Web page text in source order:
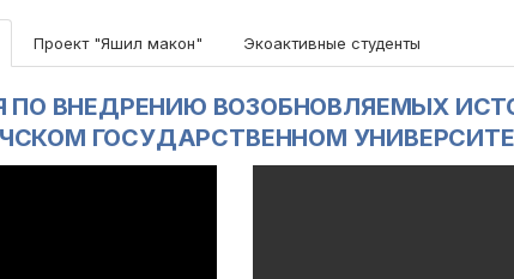
Проект "Яшил макон" Экоактивные студенты
ПО ВНЕДРЕНИЮ ВОЗОБНОВЛЯЕМЫХ
ГОСУДАРСТВЕННОМ